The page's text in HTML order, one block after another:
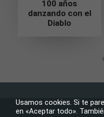
100 años
danzando con el
Diablo
Usamos cookies. Si te
en «Aceptar todo».